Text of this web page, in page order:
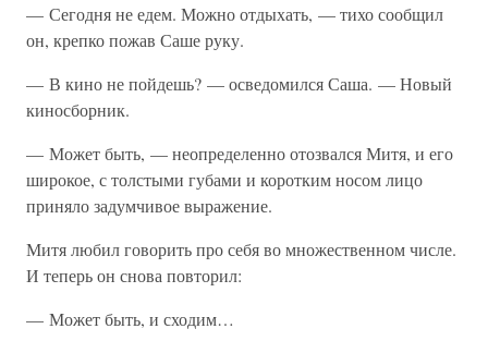
— Сегодня не едем. Можно отдыхать, — тихо сообщил
он, крепко пожав Саше руку.
— В кино не пойдешь? — осведомился Саша. — Новый
киносборник.
— Может быть, — неопределенно отозвался Митя, и его
широкое, с толстыми губами и коротким носом лицо
приняло задумчивое выражение.
Митя любил говорить про себя во множественном числе.
И теперь он снова повторил:
— Может быть, и сходим…